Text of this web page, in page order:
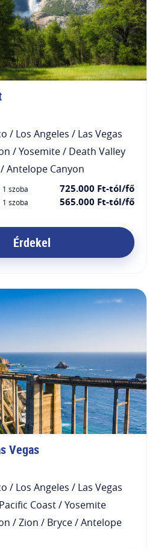
/ Los Angeles / Las Vegas
/ Yosemite / Death Valley
Antelope Canyon
1 szoba 725.000 Ft-tól/fő
1 szoba 565.000 Ft-tól/fő
Érdekel
Vegas
/ Los Angeles / Las Vegas
Coast / Yosemite
/ Zion / Bryce / Antelope